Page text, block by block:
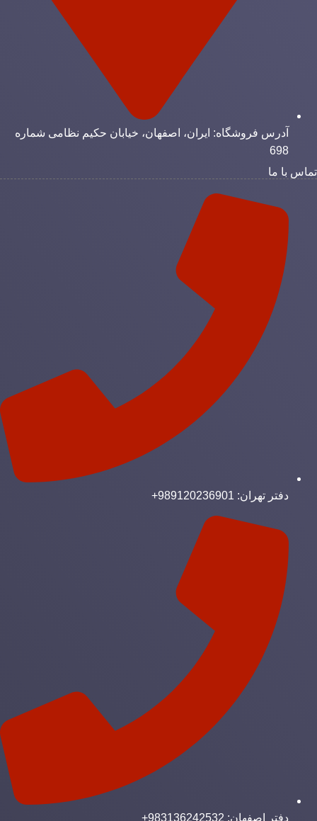
آدرس فروشگاه: ایران، اصفهان، خیابان حکیم نظامی شماره
698
با ما
دفتر تهران: 989120236901+
دفتر اصفهان: 983136242532+